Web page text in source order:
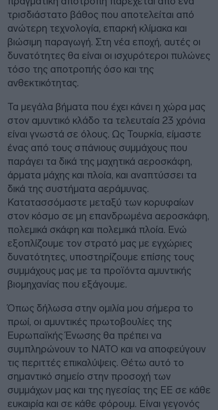
τρισδιάστατο βάθος που αποτελείται από
ανώτερη τεχνολογία, επαρκή κλίμακα και
βιώσιμη παραγωγή. Στη νέα εποχή, αυτές οι
δυνατότητες θα είναι οι ισχυρότεροι πυλώνες
τόσο της αποτροπής όσο και της
ανθεκτικότητας.
Τα μεγάλα βήματα που έχει κάνει η χώρα μας
στον αμυντικό κλάδο τα τελευταία 23 χρόνια
είναι γνωστά σε όλους. Ως Τουρκία, είμαστε
ένας από τους σπάνιους συμμάχους που
παράγει τα δικά της μαχητικά αεροσκάφη,
άρματα μάχης και πλοία, και αναπτύσσει τα
δικά της συστήματα αεράμυνας.
Κατατασσόμαστε μεταξύ των κορυφαίων
στον κόσμο σε μη επανδρωμένα αεροσκάφη,
πολεμικά σκάφη και πολεμικά πλοία. Ενώ
εξοπλίζουμε τον στρατό μας με εγχώριες
δυνατότητες, υποστηρίζουμε επίσης τους
συμμάχους μας με τα προϊόντα αμυντικής
βιομηχανίας που εξάγουμε.
Όπως δήλωσα στην ομιλία μου σήμερα το
πρωί, οι αμυντικές πρωτοβουλίες της
Ευρωπαϊκής Ένωσης θα πρέπει να
συμπληρώνουν το ΝΑΤΟ και να αποφεύγουν
τις περιττές επικαλύψεις. Θέτω αυτό το
σημαντικό σημείο στην προσοχή των
συμμάχων μας και της ηγεσίας της ΕΕ σε κάθε
ευκαιρία και σε κάθε φόρουμ. Είναι γεγονός